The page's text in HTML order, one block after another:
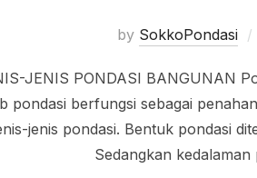
by SokkoPondasi
JENIS PONDASI BANGUNAN
pondasi berfungsi sebagai
jenis pondasi. Bentuk pondasi
Sedangkan